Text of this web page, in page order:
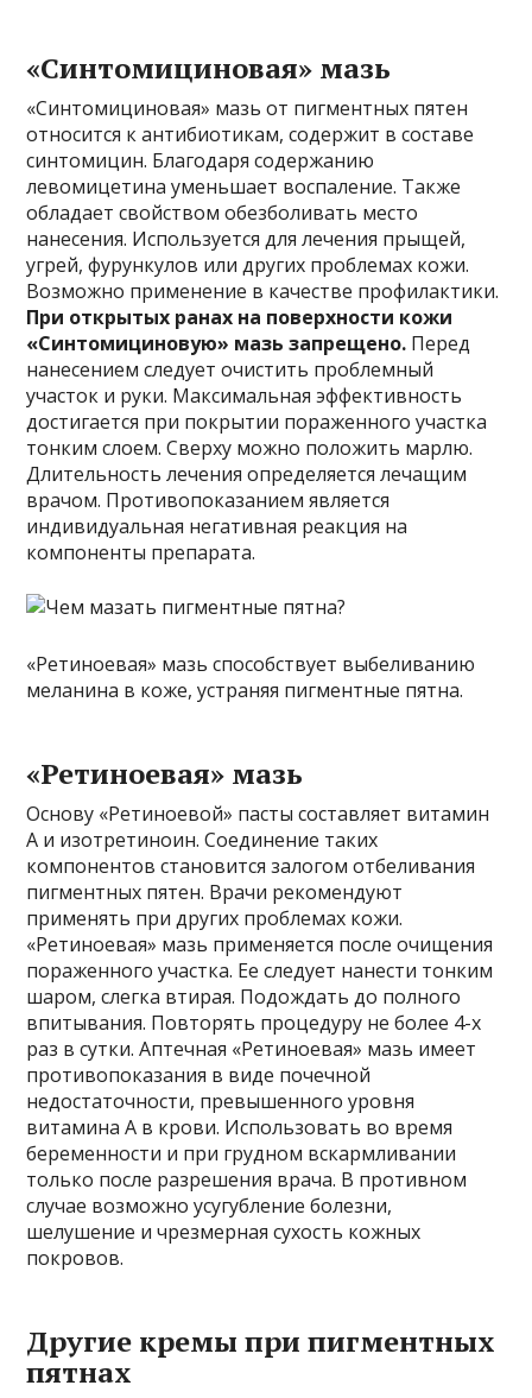
«Синтомициновая» мазь
«Синтомициновая» мазь от пигментных пятен
относится к антибиотикам, содержит в составе
синтомицин. Благодаря содержанию
левомицетина уменьшает воспаление. Также
обладает свойством обезболивать место
нанесения. Используется для лечения прыщей,
угрей, фурункулов или других проблемах кожи.
Возможно применение в качестве профилактики.
При открытых ранах на поверхности кожи
«Синтомициновую» мазь запрещено. Перед
нанесением следует очистить проблемный
участок и руки. Максимальная эффективность
достигается при покрытии пораженного участка
тонким слоем. Сверху можно положить марлю.
Длительность лечения определяется лечащим
врачом. Противопоказанием является
индивидуальная негативная реакция на
компоненты препарата.
«Ретиноевая» мазь способствует выбеливанию
меланина в коже, устраняя пигментные пятна.
«Ретиноевая» мазь
Основу «Ретиноевой» пасты составляет витамин
А и изотретиноин. Соединение таких
компонентов становится залогом отбеливания
пигментных пятен. Врачи рекомендуют
применять при других проблемах кожи.
«Ретиноевая» мазь применяется после очищения
пораженного участка. Ее следует нанести тонким
шаром, слегка втирая. Подождать до полного
впитывания. Повторять процедуру не более 4-х
раз в сутки. Аптечная «Ретиноевая» мазь имеет
противопоказания в виде почечной
недостаточности, превышенного уровня
витамина А в крови. Использовать во время
беременности и при грудном вскармливании
только после разрешения врача. В противном
случае возможно усугубление болезни,
шелушение и чрезмерная сухость кожных
покровов.
Другие кремы при пигментных
пятнах